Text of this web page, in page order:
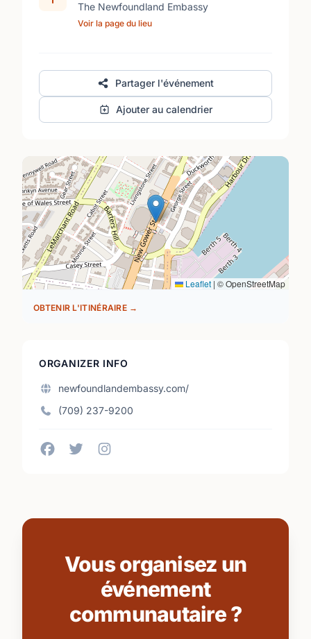
The Newfoundland Embassy
Voir la page du lieu
Partager l'événement
Ajouter au calendrier
Leaflet | © OpenStreetMap
OBTENIR L'ITINÉRAIRE →
ORGANIZER INFO
newfoundlandembassy.com/
(709) 237-9200
Vous organisez un
événement
communautaire ?